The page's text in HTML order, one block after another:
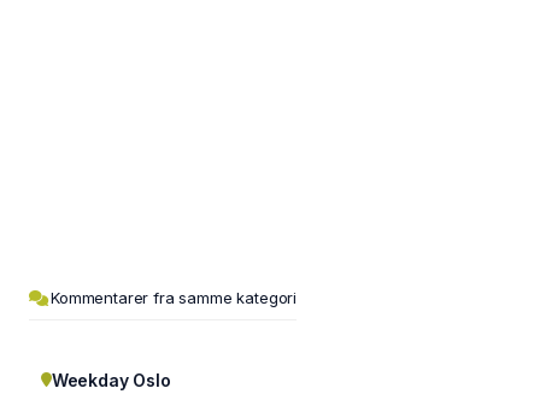
Kommentarer fra samme kategori
Weekday Oslo